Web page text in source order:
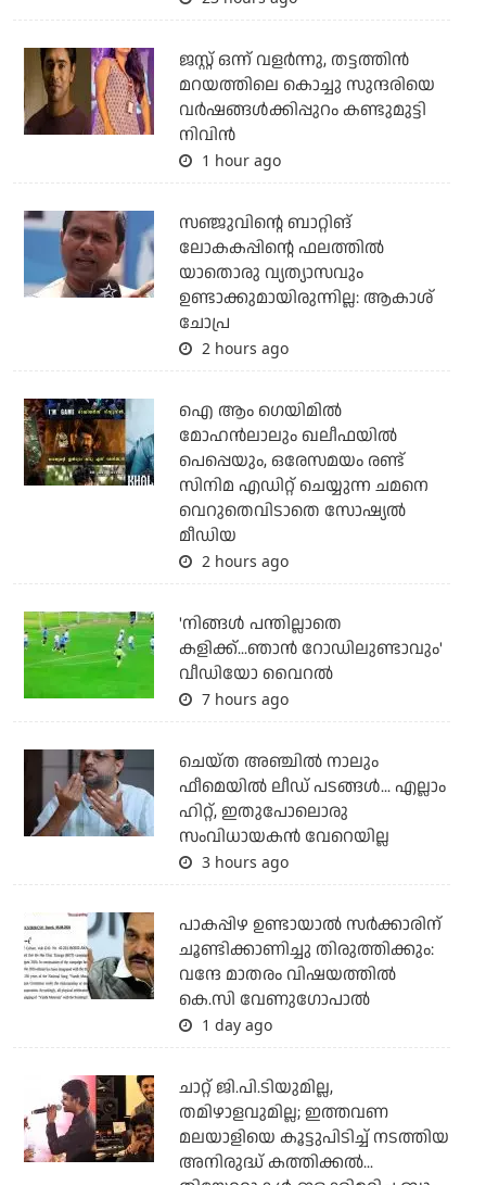
ജസ്റ്റ് ഒന്ന് വളര്‍ന്നു, തട്ടത്തിന്‍
മറയത്തിലെ കൊച്ചു സുന്ദരിയെ
വര്‍ഷങ്ങള്‍ക്കിപ്പുറം കണ്ടുമുട്ടി
നിവിന്‍
1 hour ago
സഞ്ജുവിന്റെ ബാറ്റിങ്
ലോകകപ്പിന്റെ ഫലത്തില്‍
യാതൊരു വ്യത്യാസവും
ഉണ്ടാക്കുമായിരുന്നില്ല: ആകാശ്
ചോപ്ര
2 hours ago
ഐ ആം ഗെയിമില്‍
മോഹന്‍ലാലും ഖലീഫയില്‍
പെപ്പെയും, ഒരേസമയം രണ്ട്
സിനിമ എഡിറ്റ് ചെയ്യുന്ന ചമനെ
വെറുതെവിടാതെ സോഷ്യല്‍
മീഡിയ
2 hours ago
'നിങ്ങള്‍ പന്തില്ലാതെ
കളിക്ക്...ഞാന്‍ റോഡിലുണ്ടാവും'
വീഡിയോ വൈറല്‍
7 hours ago
ചെയ്ത അഞ്ചില്‍ നാലും
ഫീമെയില്‍ ലീഡ് പടങ്ങള്‍... എല്ലാം
ഹിറ്റ്, ഇതുപോലൊരു
സംവിധായകന്‍ വേറെയില്ല
3 hours ago
പാകപ്പിഴ ഉണ്ടായാല്‍ സര്‍ക്കാരിന്
ചൂണ്ടിക്കാണിച്ചു തിരുത്തിക്കും:
വന്ദേ മാതരം വിഷയത്തില്‍
കെ.സി വേണുഗോപാല്‍
1 day ago
ചാറ്റ് ജി.പി.ടിയുമില്ല,
തമിഴാളവുമില്ല; ഇത്തവണ
മലയാളിയെ കൂട്ടുപിടിച്ച് നടത്തിയ
അനിരുദ്ധ് കത്തിക്കല്‍...